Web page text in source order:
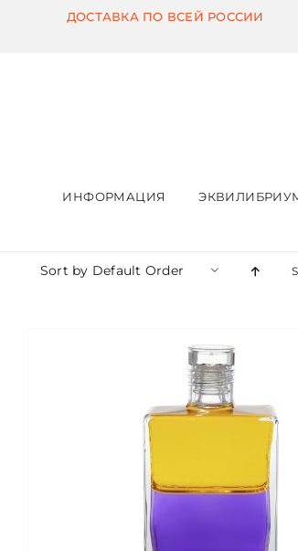
ДОСТАВКА ПО ВСЕЙ РОССИИ
ИНФОРМАЦИЯ
Sort by Default Order